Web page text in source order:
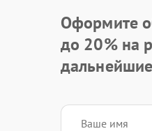
Оформите
до 20%на